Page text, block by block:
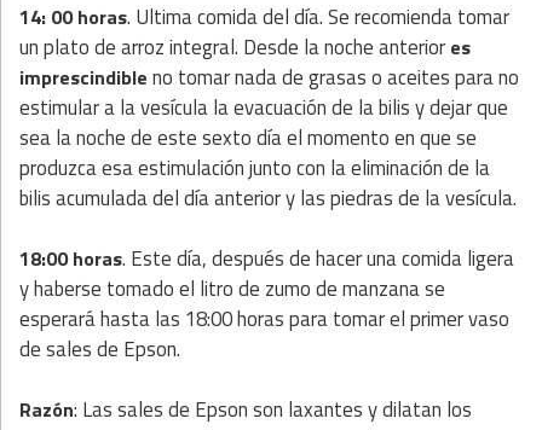
14: 00 horas. Ultima comida del día. Se recomienda tomar
un plato de arroz integral. Desde la noche anterior es
imprescindible no tomar nada de grasas o aceites para no
estimular a la vesícula la evacuación de la bilis y dejar que
sea la noche de este sexto día el momento en que se
produzca esa estimulación junto con la eliminación de la
bilis acumulada del día anterior y las piedras de la vesícula.
18:00 horas. Este día, después de hacer una comida ligera
y haberse tomado el litro de zumo de manzana se
esperará hasta las 18:00 horas para tomar el primer vaso
de sales de Epson.
Razón: Las sales de Epson son laxantes y dilatan los